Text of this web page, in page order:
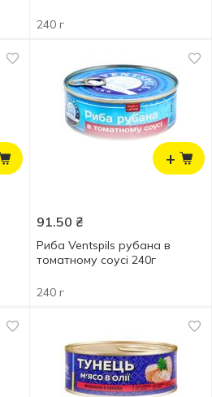
240 г
+
91.50 ₴
Риба Ventspils рубана в
томатному соусі 240г
240 г